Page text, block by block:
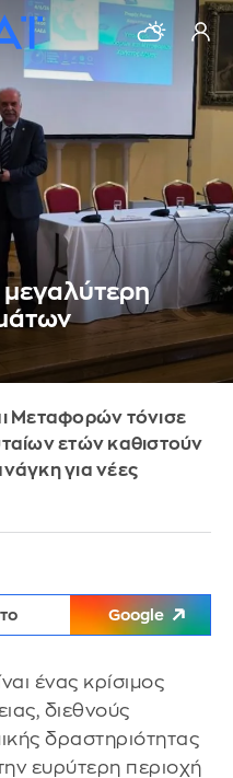
μεγαλύτερη
Μεταφορών τόνισε
ετών καθιστούν
για νέες
Google
ένας κρίσιμος
διεθνούς
δραστηριότητας
ευρύτερη περιοχή